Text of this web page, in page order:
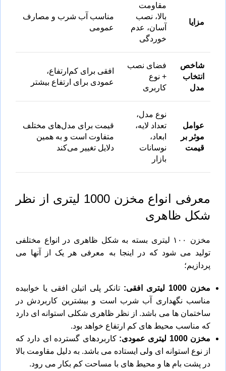
مزایا
مقاومت
بالا، نصب
آسان، عدم
خوردگی
مناسب آب شرب و مصارف
عمومی
شاخص
انتخاب
مدل
فضای نصب
+ نوع
کاربری
افقی برای کم‌ارتفاع،
عمودی برای ارتفاع بیشتر
عوامل
موثر بر
قیمت
نوع مدل،
تعداد لایه،
ابعاد،
نوسانات
بازار
قیمت برای مدل‌های مختلف
متفاوت است و به همین
دلایل تغییر می‌کند
معرفی انواع مخزن 1000 لیتری از نظر
شکل ظاهری
مخزن ۱۰۰ لیتری بسته به شکل ظاهری در انواع مختلفی
تولید می شود که در اینجا به معرفی هر یک از آنها می
پردازیم؛
مخزن 1000 لیتری افقی : تانکر پلی اتیلن افقی یا خوابیده
مناسب نگهداری آب شرب است و بیشترین کاربردش در
ساختمان ها می باشد. از نظر ظاهری شکلی استوانه ای دارد
که مناسب محیط های کم ارتفاع خواهد بود.
مخزن 1000 لیتری عمودی
: کاربردهای گسترده ای دارد که
از نوع استوانه ای ولی ایستاده می باشد. به دلیل مقاومت بالا
در پشت بام ها و محیط های با مساحت کم بکار می رود.